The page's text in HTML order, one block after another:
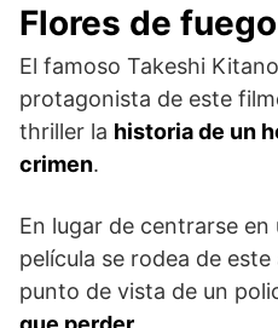
Flores de
El famoso Takeshi
protagonista de este
thriller la historia de un
crimen.
En lugar de centrarse
película se rodea de
punto de vista de un